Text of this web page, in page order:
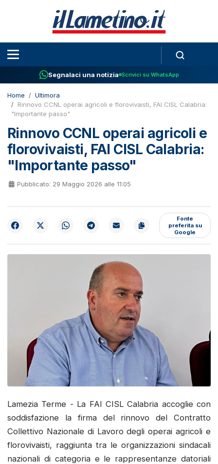
Segnalaci una notizia Scrivici su WhatsApp
Home
Ultimora
Rinnovo CCNL operai agricoli e florovivaisti, FAI CISL Calabria:
"Importante passo"
Rinnovo CCNL operai agricoli e
florovivaisti, FAI CISL Calabria:
"Importante passo"
Pubblicato: 29 Maggio 2026 alle 11:05
Fonte
preferita su
Google
Lamezia Terme - La FAI CISL Calabria accoglie con
soddisfazione la firma del rinnovo del Contratto
Collettivo Nazionale di Lavoro degli operai agricoli e
florovivaisti, raggiunta tra le organizzazioni sindacali
nazionali di categoria e le rappresentanze datoriali